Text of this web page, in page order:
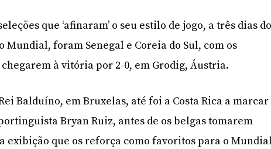
que ‘afinaram’ o seu estilo de jogo, a três dias
Mundial, foram Senegal e Coreia do Sul, com os
à vitória por 2-0, em Grodig, Áustria.
Balduíno, em Bruxelas, até foi a Costa Rica a marcar
Bryan Ruiz, antes de os belgas tomarem
exibição que os reforça como favoritos para o